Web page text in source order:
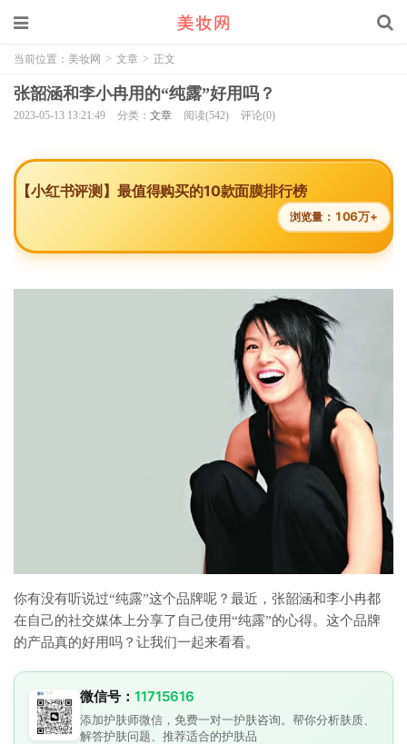
当前位置： 美妆网 > 文章 > 正文
张韶涵和李小冉用的“纯露”好用吗？
2023-05-13 13:21:49 分类： 文章 阅读(542) 评论(0)
【小红书评测】最值得购买的10款面膜排行榜
浏览量： 106万+
你有没有听说过“纯露”这个品牌呢？最近，张韶涵和李小冉都
在自己的社交媒体上分享了自己使用“纯露”的心得。这个品牌
的产品真的好用吗？让我们一起来看看。
微信号： 11715616
添加护肤师微信，免费一对一护肤咨询。帮你分析肤质、
解答护肤问题、推荐适合的护肤品